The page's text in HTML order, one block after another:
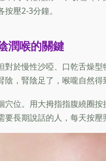
壓2-3分鐘。
潤喉的關鍵
對於慢性沙啞、口乾舌燥
，腎陰足了，喉嚨自然得
穴位。用大拇指指腹繞圈
要長期說話的人，每天按